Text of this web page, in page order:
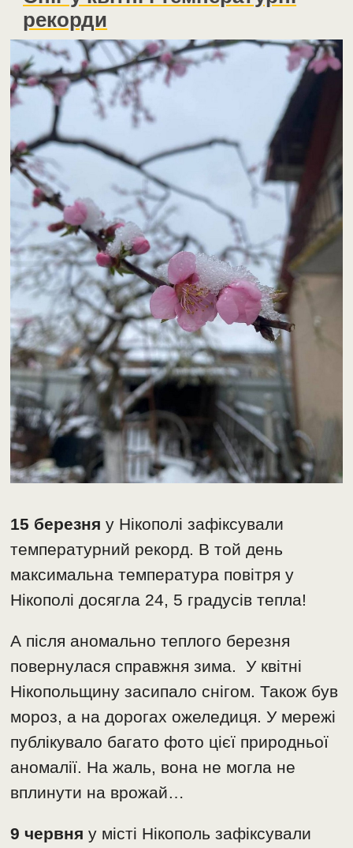
рекорди
15 березня у Нікополі зафіксували
температурний рекорд. В той день
максимальна температура повітря у
Нікополі досягла 24, 5 градусів тепла!
А після аномально теплого березня
повернулася справжня зима.
У квітні
Нікопольщину засипало снігом. Також був
мороз, а на дорогах ожеледиця. У мережі
публікувало багато фото цієї природньої
аномалії. На жаль, вона не могла не
вплинути на врожай…
9 червня у місті Нікополь зафіксували